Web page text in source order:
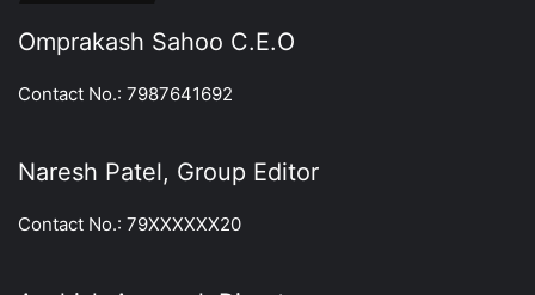
Omprakash Sahoo C.E.O
Contact No.: 7987641692
Naresh Patel, Group Editor
Contact No.: 79XXXXXX20